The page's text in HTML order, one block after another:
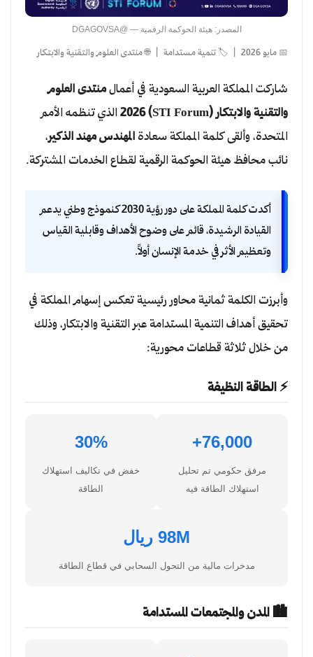
المصدر: هيئة الحوكمة الرقمية — @DGAGOVSA
📅 مايو 2026 | 🏷️ تنمية مستدامة | 🌐 منتدى العلوم والتقنية والابتكار
شاركت المملكة العربية السعودية في أعمالمنتدى العلوم
والتقنية والابتكار (STI Forum) 2026
الذي تنظمه الأمم
المتحدة، وألقى كلمة المملكة سعادة المهندس مهند الذكير،
نائب محافظ هيئة الحوكمة الرقمية لقطاع الخدمات المشتركة.
أكدت كلمة المملكة على دور رؤية 2030 كنموذج وطني يدعم
القيادة الرشيدة، قائم على وضوح الأهداف وقابلية القياس
وتعظيم الأثر في خدمة الإنسان أولاً.
وأبرزت الكلمة ثمانية محاور رئيسية تعكس إسهام المملكة في
تحقيق أهداف التنمية المستدامة عبر التقنية والابتكار، وذلك
من خلال ثلاثة قطاعات محورية:
⚡ الطاقة النظيفة
76,000+
مرفق حكومي تم تحليل
استهلاك الطاقة فيه
30%
خفض في تكاليف استهلاك
الطاقة
98M ريال
مدخرات مالية من التحول السحابي في قطاع الطاقة
🏙️ المدن والمجتمعات المستدامة